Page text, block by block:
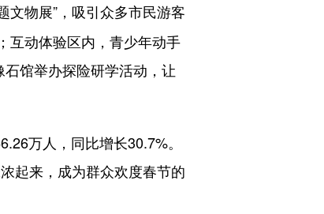
文物展”，吸引众多市民游客
互动体验区内，青少年动手
馆举办探险研学活动，让
万人，同比增长30.7%。
起来，成为群众欢度春节的